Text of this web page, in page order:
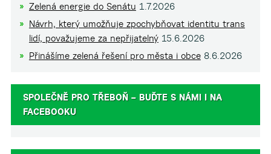
Zelená energie do Senátu 1.7.2026
Návrh, který umožňuje zpochybňovat identitu trans
lidí, považujeme za nepřijatelný 15.6.2026
Přinášíme zelená řešení pro města i obce 8.6.2026
SPOLEČNĚ PRO TŘEBOŇ – BUĎTE S NÁMI I NA
FACEBOOKU